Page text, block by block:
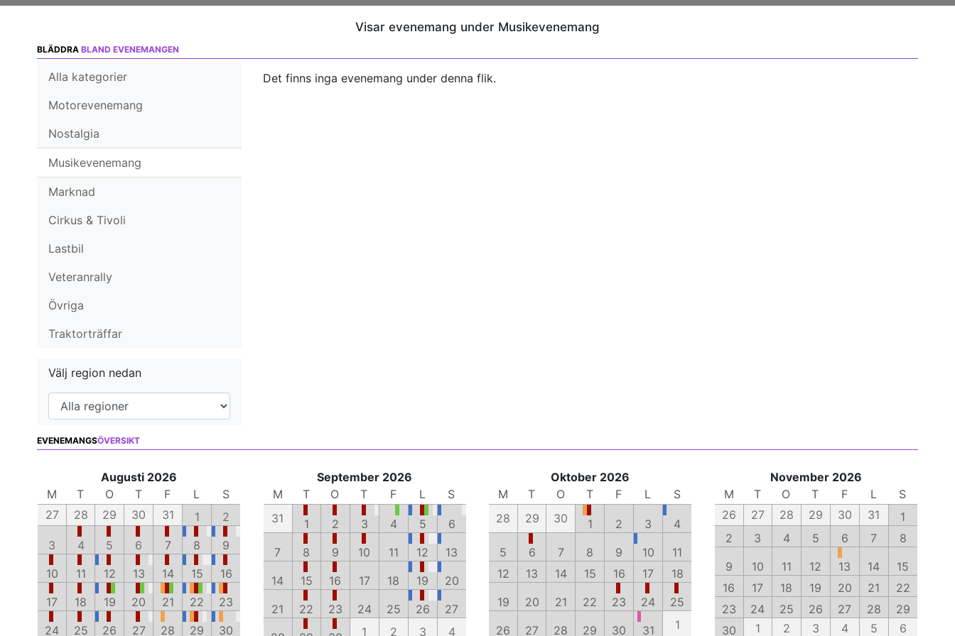
Visar evenemang under Musikevenemang
BLÄDDRA BLAND EVENEMANGEN
Alla kategorier
Motorevenemang
Nostalgia
Musikevenemang
Marknad
Cirkus & Tivoli
Lastbil
Veteranrally
Övriga
Traktorträffar
Välj region nedan
Det finns inga evenemang under denna flik.
EVENEMANGSÖVERSIKT
Augusti 2026
M
T O T F L
S
27
28 29 30 31 1
2
3
4 5 6 7 8
9
10
11 12 13 14 15
16
17
18 19 20 21 22
23
24
25 26 27 28 29 30
September 2026
M
T O T F L
S
31
1 2 3 4 5
6
7
8 9 10 11 12
13
14
15 16 17 18 19
20
21
22 23 24 25 26
27
1 2 3 4
Oktober 2026
M
T O T F L
S
28
29 30 1 2 3
4
5
6 7 8 9 10
11
12
13 14 15 16 17
18
19
20 21 22 23 24
25
26
27 28 29 30 31 1
November 2026
M
T O T F L
S
26
27 28 29 30 31
1
2
3 4 5 6 7
8
9
10 11 12 13 14
15
16
17 18 19 20 21
22
23
24 25 26 27 28
29
30
1 2 3 4 5 6